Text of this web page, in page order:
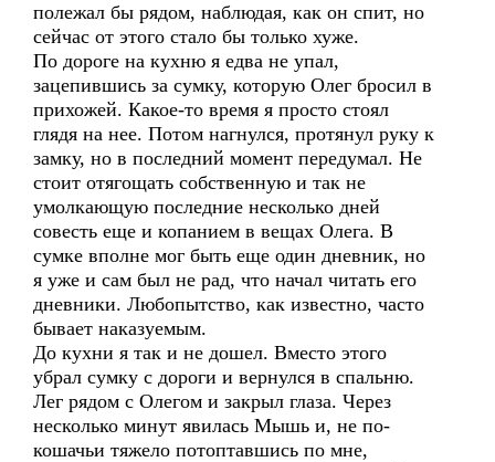
полежал бы рядом, наблюдая, как он спит, но
сейчас от этого стало бы только хуже.
По дороге на кухню я едва не упал,
зацепившись за сумку, которую Олег бросил в
прихожей. Какое-то время я просто стоял
глядя на нее. Потом нагнулся, протянул руку к
замку, но в последний момент передумал. Не
стоит отягощать собственную и так не
умолкающую последние несколько дней
совесть еще и копанием в вещах Олега. В
сумке вполне мог быть еще один дневник, но
я уже и сам был не рад, что начал читать его
дневники. Любопытство, как известно, часто
бывает наказуемым.
До кухни я так и не дошел. Вместо этого
убрал сумку с дороги и вернулся в спальню.
Лег рядом с Олегом и закрыл глаза. Через
несколько минут явилась Мышь и, не по-
кошачьи тяжело потоптавшись по мне,